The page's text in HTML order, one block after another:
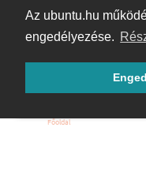
Az ubuntu.hu
engedélyezése.
Hoppá! Valami hiba
Főoldal